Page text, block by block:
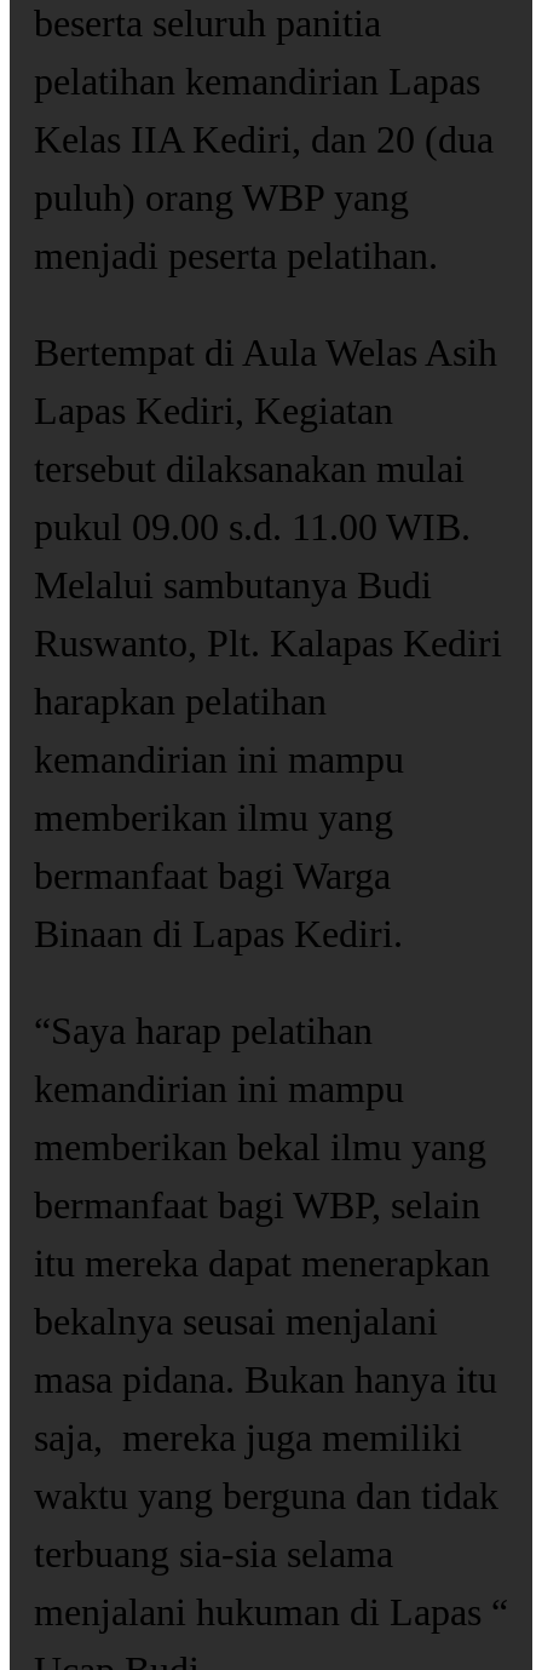
beserta seluruh panitia
pelatihan kemandirian Lapas
Kelas IIA Kediri, dan 20 (dua
puluh) orang WBP yang
menjadi peserta pelatihan.
Bertempat di Aula Welas Asih
Lapas Kediri, Kegiatan
tersebut dilaksanakan mulai
pukul 09.00 s.d. 11.00 WIB.
Melalui sambutanya Budi
Ruswanto, Plt. Kalapas Kediri
harapkan pelatihan
kemandirian ini mampu
memberikan ilmu yang
bermanfaat bagi Warga
Binaan di Lapas Kediri.
“Saya harap pelatihan
kemandirian ini mampu
memberikan bekal ilmu yang
bermanfaat bagi WBP, selain
itu mereka dapat menerapkan
bekalnya seusai menjalani
masa pidana. Bukan hanya itu
saja, mereka juga memiliki
waktu yang berguna dan tidak
terbuang sia-sia selama
menjalani hukuman di Lapas “